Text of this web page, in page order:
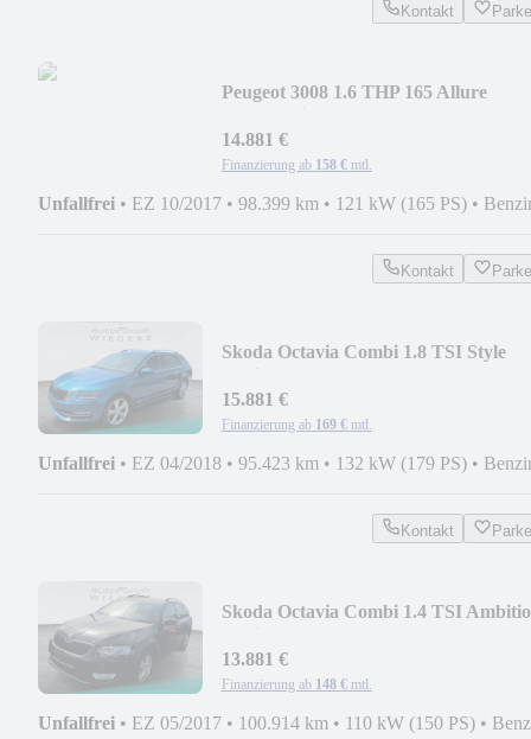
Kontakt
Peugeot 3008 1.6 THP 165 Allure
14.881 €
Finanzierung ab 158 € mtl.
Unfallfrei • EZ 10/2017 • 98.399 km • 121 kW (165 PS) •
Kontakt
Skoda Octavia Combi 1.8 TSI Style
15.881 €
Finanzierung ab 169 € mtl.
Unfallfrei • EZ 04/2018 • 95.423 km • 132 kW (179 PS) •
Kontakt
Skoda Octavia Combi 1.4 TSI
13.881 €
Finanzierung ab 148 € mtl.
Unfallfrei • EZ 05/2017 • 100.914 km • 110 kW (150 PS) •